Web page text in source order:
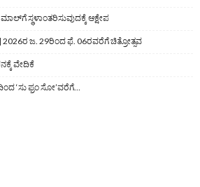
ಸ್ಥಳಾಂತರಿಸುವುದಕ್ಕೆ ಆಕ್ಷೇಪ
2026ರ ಜ. 29ರಿಂದ ಫೆ. 06ರವರೆಗೆ ಚಿತ್ರೋತ್ಸವ
ವೇದಿಕೆ
‘ಸು ಫ್ರಂ ಸೋ’ವರೆಗೆ…